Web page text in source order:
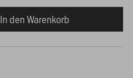
In den Warenkorb